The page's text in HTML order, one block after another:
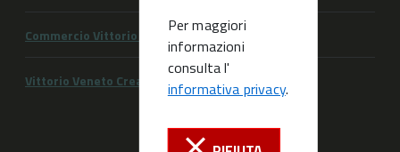
Per maggiori
informazioni
consulta l'
informativa privacy.
Commercio Vittorio Veneto
Vittorio Veneto Creativa